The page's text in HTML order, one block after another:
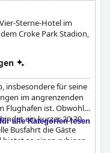
Sterne-Hotel im
Croke Park Stadion,
insbesondere für seine
im angrenzenden
Flughafen ist. Obwohl
ein kurzer 20-30-
Busfahrt die Gäste
so einen ruhigen
alle Kategorien lesen